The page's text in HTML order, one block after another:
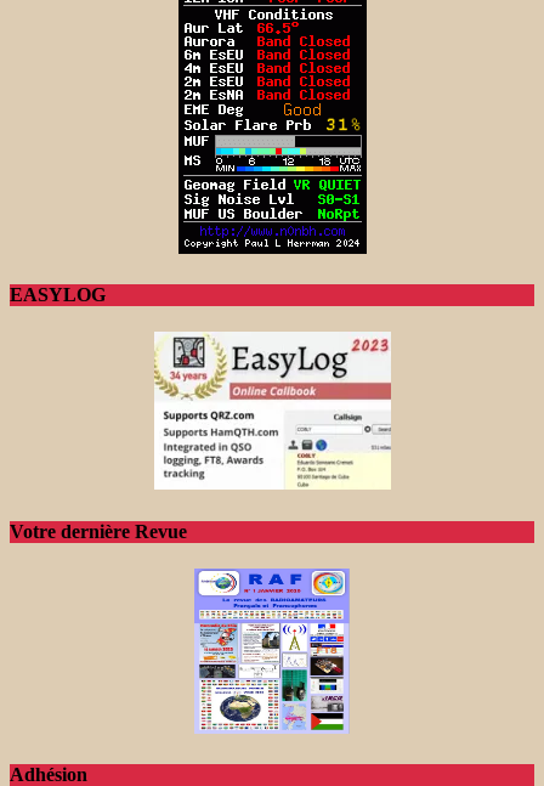
EASYLOG
Votre dernière Revue
Adhésion